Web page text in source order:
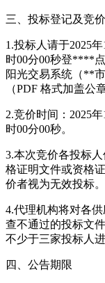
三、投标登记及竞
1.投标人请于2025
时00分00秒登****
阳光交易系统（**
（PDF 格式加盖公
2.竞价时间：2025
时00分00秒。
3.本次竞价各投标
格证明文件或资格
价者视为无效投标。
4.代理机构将对各
查不通过的投标文
不少于三家投标人
四、公告期限